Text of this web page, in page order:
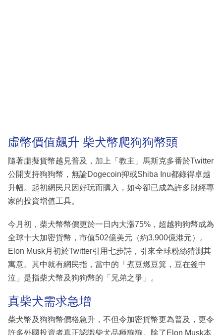
虛幣價值飆升 柴犬幣爬狗狗幣頭
隨著虛擬貨幣越見普及，加上「教主」馬斯克多番於Twitter
公開支持狗狗幣，無論Dogecoin抑或Shiba Inu都錄得卓越
升幅。起初網民只因好玩而購入，如今卻已成為許多財經專
家的投資增值工具。
今月初，柴犬幣幣價更於一日內大漲75%，超越狗狗幣成為
全球十大加密貨幣，市值502億美元（約3,900億港元）。
Elon Musk月初於Twitter引用七步詩，引來全球粉絲猜測其
寓意。其中就有網民指，當中的「煮豆燃豆箕，豆在釜中
泣」是指柴犬幣及狗狗幣的「兄弟之爭」。
真柴犬需求急增
柴犬幣及狗狗幣價格急升，不但令加密貨幣更為普及，更令
許多外國投資者真正認識柴犬品種狗狗。除了Elon Musk本